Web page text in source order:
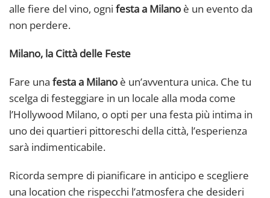
alle fiere del vino, ogni festa a Milano è un evento da
non perdere.
Milano, la Città delle Feste
Fare una festa a Milano è un’avventura unica. Che tu
scelga di festeggiare in un locale alla moda come
l’Hollywood Milano, o opti per una festa più intima in
uno dei quartieri pittoreschi della città, l’esperienza
sarà indimenticabile.
Ricorda sempre di pianificare in anticipo e scegliere
una location che rispecchi l’atmosfera che desideri